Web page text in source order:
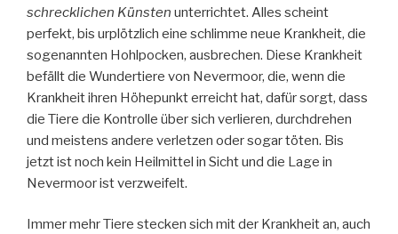
schrecklichen Künsten unterrichtet. Alles scheint
perfekt, bis urplötzlich eine schlimme neue Krankheit, die
sogenannten Hohlpocken, ausbrechen. Diese Krankheit
befällt die Wundertiere von Nevermoor, die, wenn die
Krankheit ihren Höhepunkt erreicht hat, dafür sorgt, dass
die Tiere die Kontrolle über sich verlieren, durchdrehen
und meistens andere verletzen oder sogar töten. Bis
jetzt ist noch kein Heilmittel in Sicht und die Lage in
Nevermoor ist verzweifelt.
Immer mehr Tiere stecken sich mit der Krankheit an, auch